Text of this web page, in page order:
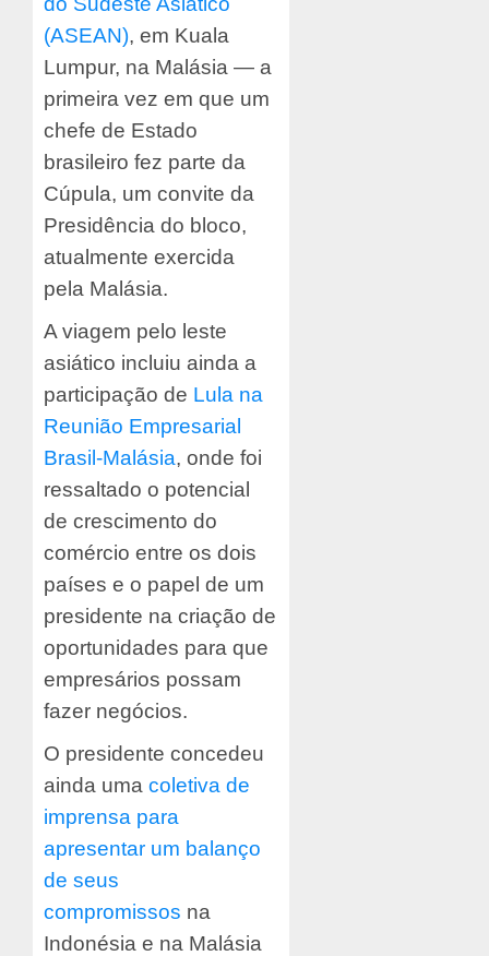
(ASEAN), em Kuala
Lumpur, na Malásia — a
primeira vez em que um
chefe de Estado
brasileiro fez parte da
Cúpula, um convite da
Presidência do bloco,
atualmente exercida
pela Malásia.
A viagem pelo leste
asiático incluiu ainda a
participação de Lula na
Reunião Empresarial
Brasil-Malásia, onde foi
ressaltado o potencial
de crescimento do
comércio entre os dois
países e o papel de um
presidente na criação de
oportunidades para que
empresários possam
fazer negócios.
O presidente concedeu
ainda uma coletiva de
imprensa para
apresentar um balanço
de seus
compromissos na
Indonésia e na Malásia